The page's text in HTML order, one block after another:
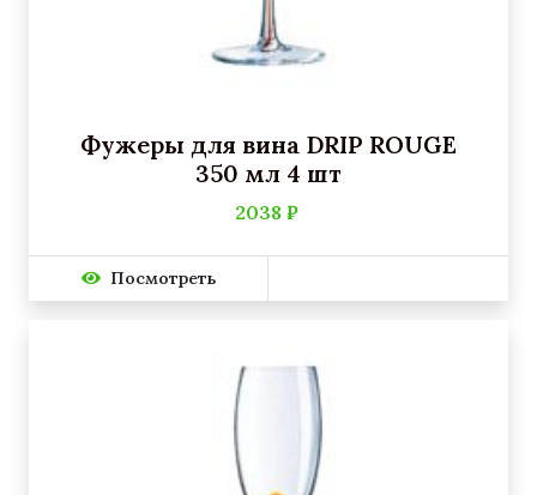
Фужеры для вина DRIP ROUGE
350 мл 4 шт
2038 ₽
Посмотреть